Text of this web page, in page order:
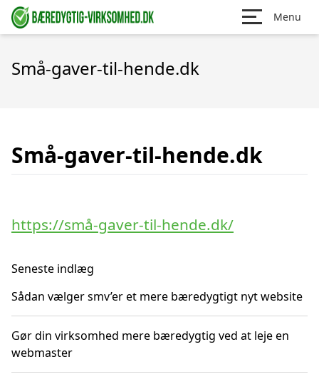
Menu
Små-gaver-til-hende.dk
Små-gaver-til-hende.dk
https://små-gaver-til-hende.dk/
Seneste indlæg
Sådan vælger smv’er et mere bæredygtigt nyt website
Gør din virksomhed mere bæredygtig ved at leje en
webmaster